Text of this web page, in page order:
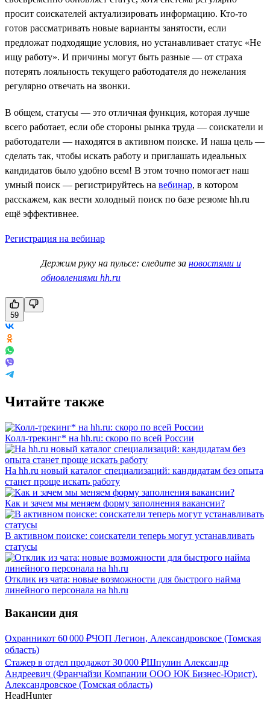
просит соискателей актуализировать информацию. Кто-то
готов рассматривать новые варианты занятости, если
предложат подходящие условия, но устанавливает статус «Не
ищу работу». И причины могут быть разные — от страха
потерять лояльность текущего работодателя до нежелания
регулярно отвечать на звонки.
В общем, статусы — это отличная функция, которая лучше
всего работает, если обе стороны рынка труда — соискатели и
работодатели — находятся в активном поиске. И наша цель —
сделать так, чтобы искать работу и приглашать идеальных
кандидатов было удобно всем! В этом точно помогает наш
умный поиск — регистрируйтесь на вебинар, в котором
расскажем, как вести холодный поиск по базе резюме hh.ru
ещё эффективнее.
Регистрация на вебинар
Держим руку на пульсе: следите за новостями и
обновлениями hh.ru
59
Читайте также
Колл-трекинг* на hh.ru: скоро по всей России
На hh.ru новый каталог специализаций: кандидатам без опыта
станет проще искать работу
Как и зачем мы меняем форму заполнения вакансии?
В активном поиске: соискатели теперь могут устанавливать
статусы
Отклик из чата: новые возможности для быстрого найма
линейного персонала на hh.ru
Вакансии дня
Охранникот 60 000 ₽ЧОП Легион, Александровское (Томская
область)
Стажер в отдел продажот 30 000 ₽Шпулин Александр
Андреевич (Франчайзи Компании ООО ЮК Бизнес-Юрист),
Александровское (Томская область)
HeadHunter